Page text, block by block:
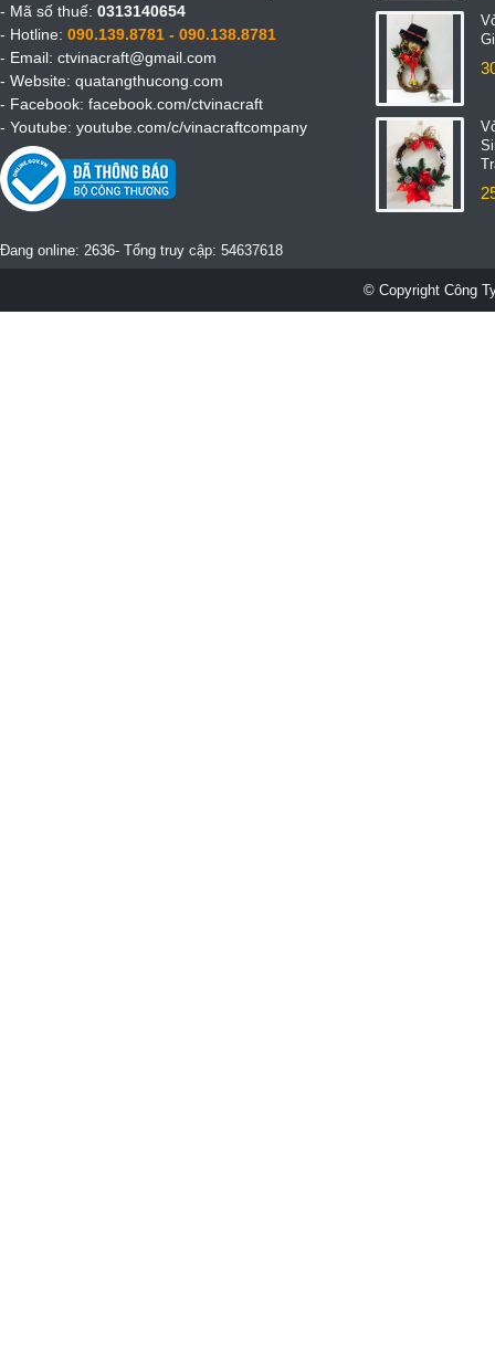
- Mã số thuế: 0313140654
- Hotline: 090.139.8781 - 090.138.8781
- Email: ctvinacraft@gmail.com
- Website: quatangthucong.com
- Facebook: facebook.com/ctvinacraft
- Youtube: youtube.com/c/vinacraftcompany
Đang online: 2636- Tổng truy cập: 54637618
© Copyright Công